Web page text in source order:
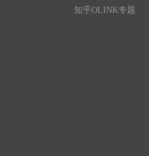
知乎OLINK专题